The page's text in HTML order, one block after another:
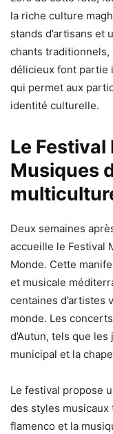
la riche culture
stands d’artisans et
chants
délicieux font partie
qui permet aux
identité culturelle.
Le
Musiques
Deux semaines
accueille le Festival
Monde. Cette
et musicale
centaines d’artistes
monde. Les
d’Autun, tels que
municipal et la
Le festival propose
des styles musicaux
flamenco et la